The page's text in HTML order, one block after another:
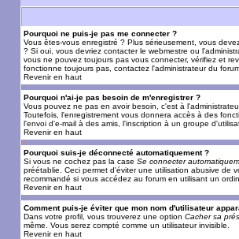
Pourquoi ne puis-je pas me connecter ?
Vous êtes-vous enregistré ? Plus sérieusement, vous
? Si oui, vous devriez contacter le webmestre ou
vous ne pouvez toujours pas vous connecter, vérifiez et
fonctionne toujours pas, contactez l'administrateur du
Revenir en haut
Pourquoi n'ai-je pas besoin de m'enregistrer ?
Vous pouvez ne pas en avoir besoin, c'est à
Toutefois, l'enregistrement vous donnera accès à des
l'envoi d'e-mail à des amis, l'inscription à un groupe
Revenir en haut
Pourquoi suis-je déconnecté automatiquement ?
Si vous ne cochez pas la case Se connecter
préétablie. Ceci permet d'éviter une utilisation abusive de
recommandé si vous accédez au forum en utilisant un
Revenir en haut
Comment puis-je éviter que mon nom d'utilisateur
Dans votre profil, vous trouverez une option Cacher sa
même. Vous serez compté comme un utilisateur invisible.
Revenir en haut